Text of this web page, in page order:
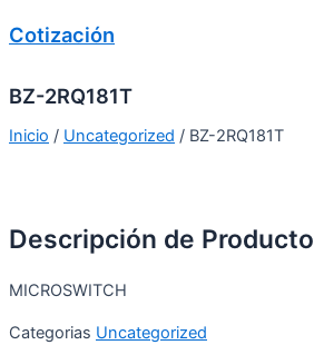
Cotización
BZ-2RQ181T
Inicio / Uncategorized / BZ-2RQ181T
Descripción de Producto
MICROSWITCH
Categorias Uncategorized